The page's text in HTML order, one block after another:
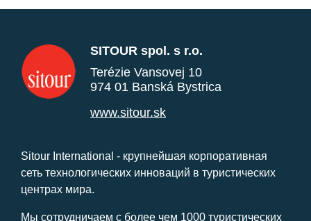
SITOUR spol. s r.o.
Terézie Vansovej 10
974 01 Banská Bystrica
www.sitour.sk
Sitour International - крупнейшая корпоративная
сеть технологических инноваций в туристических
центрах мира.
Мы сотрудничаем с более чем 1000 туристических